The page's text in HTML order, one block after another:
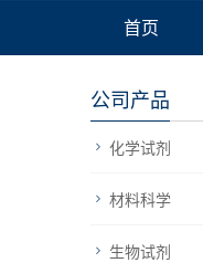
首页
公司产品
化学试剂
材料科学
生物试剂